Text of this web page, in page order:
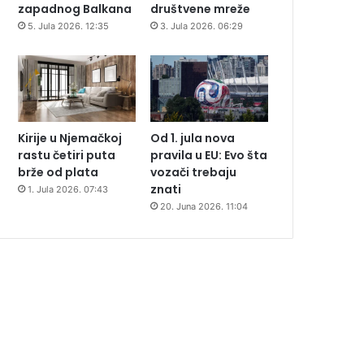
zapadnog Balkana
5. Jula 2026. 12:35
društvene mreže
3. Jula 2026. 06:29
Kirije u Njemačkoj
rastu četiri puta
brže od plata
1. Jula 2026. 07:43
Od 1. jula nova
pravila u EU: Evo šta
vozači trebaju
znati
20. Juna 2026. 11:04